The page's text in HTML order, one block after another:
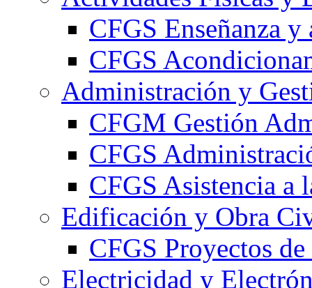
CFGS Enseñanza
CFGS
Administración y
CFGM Gestión
CFGS
CFGS Asistencia a
Edificación y Obra
CFGS Proyectos
Electricidad y